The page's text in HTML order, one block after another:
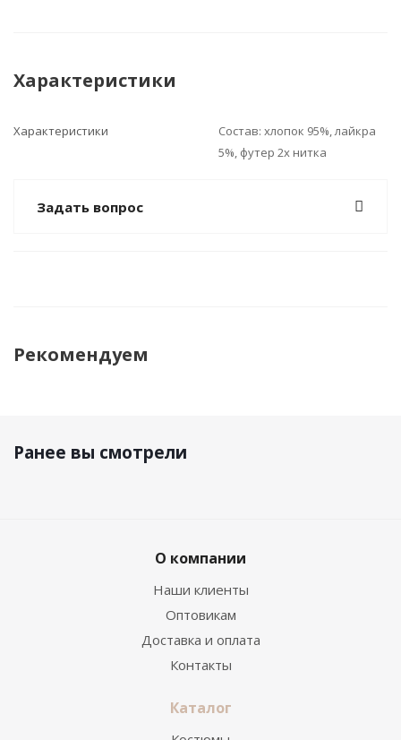
Характеристики
Характеристики
Состав: хлопок 95%, лайкра
5%, футер 2х нитка
Задать вопрос
Рекомендуем
Ранее вы смотрели
О компании
Наши клиенты
Оптовикам
Доставка и оплата
Контакты
Каталог